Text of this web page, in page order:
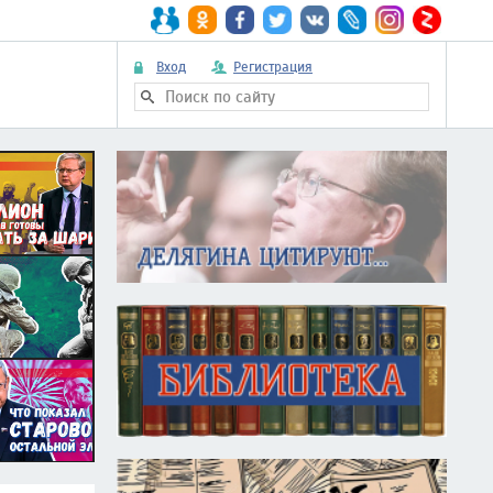
Вход Регистрация